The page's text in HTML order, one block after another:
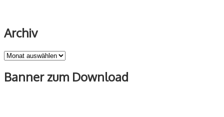
Archiv
Archiv
Banner zum Download